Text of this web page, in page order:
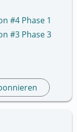
#4 Phase 1
#3 Phase 3